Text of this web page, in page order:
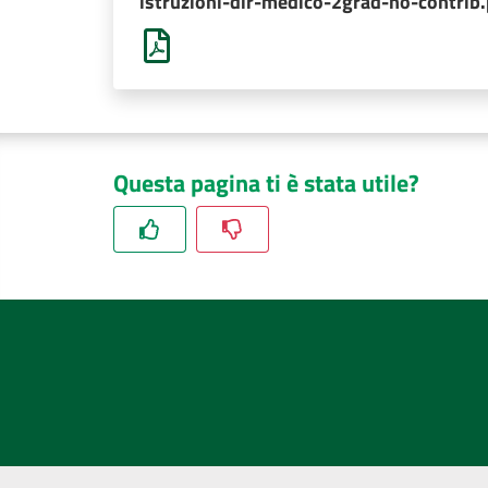
Questa pagina ti è stata utile?